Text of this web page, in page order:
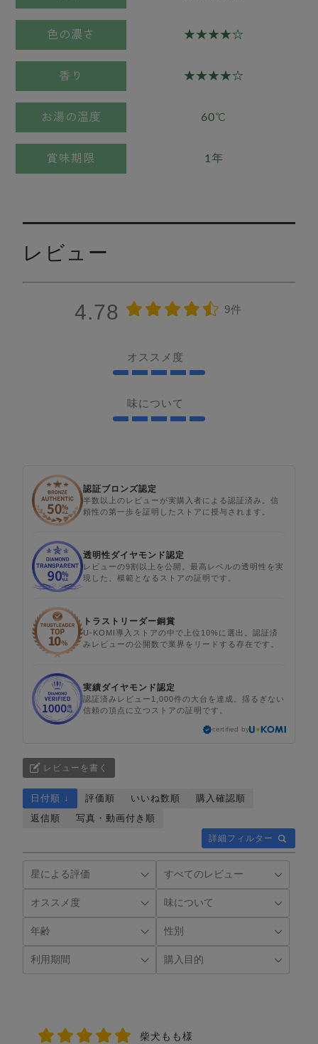
色の濃さ ★★★★☆
香り ★★★★☆
お湯の温度 60℃
賞味期限 1年
レビュー
4.78 9件
オススメ度
味について
認証ブロンズ認定
半数以上のレビューが実購入者による認証済み。信
頼性の第一歩を証明したストアに授与されます。
透明性ダイヤモンド認定
レビューの9割以上を公開。最高レベルの透明性を実
現した、模範となるストアの証明です。
トラストリーダー銅賞
U-KOMI導入ストアの中で上位10%に選出。認証済
みレビューの公開数で業界をリードする存在です。
実績ダイヤモンド認定
認証済みレビュー1,000件の大台を達成。揺るぎない
信頼の頂点に立つストアの証明です。
certified by
レビューを書く
詳細フィルター
日付順 ↓ 評価順 いいね数順
購入確認順
返信順
写真・動画付き順
柴犬もも様